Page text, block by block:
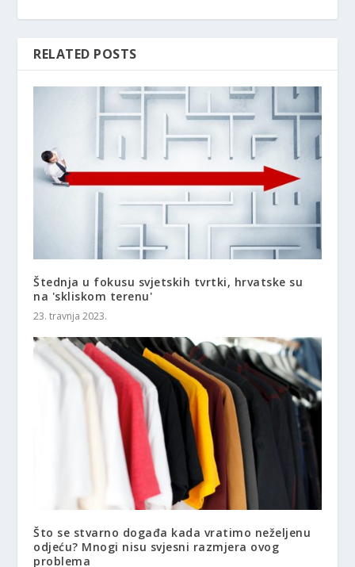
RELATED POSTS
Štednja u fokusu svjetskih tvrtki, hrvatske su
na 'skliskom terenu'
23. travnja 2023.
Što se stvarno događa kada vratimo neželjenu
odjeću? Mnogi nisu svjesni razmjera ovog
problema